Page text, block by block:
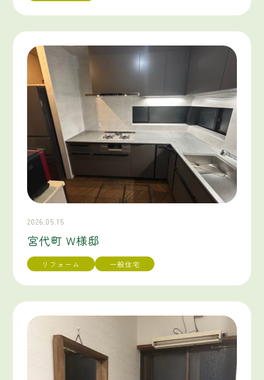
2026.05.15
宮代町 W様邸
リフォーム 一般住宅